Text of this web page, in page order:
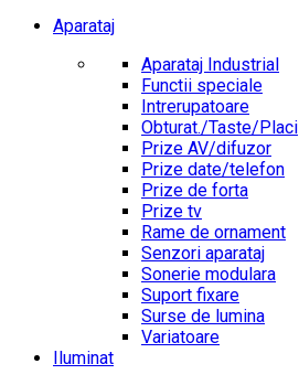
Aparataj
Aparataj Industrial
Functii speciale
Intrerupatoare
Obturat./Taste/Placi
Prize AV/difuzor
Prize date/telefon
Prize de forta
Prize tv
Rame de ornament
Senzori aparataj
Sonerie modulara
Suport fixare
Surse de lumina
Variatoare
Iluminat